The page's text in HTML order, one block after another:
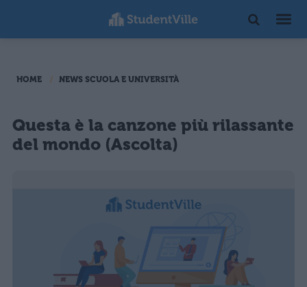
HOME NEWS SCUOLA E UNIVERSITÀ
Questa è la canzone più rilassante
del mondo (Ascolta)